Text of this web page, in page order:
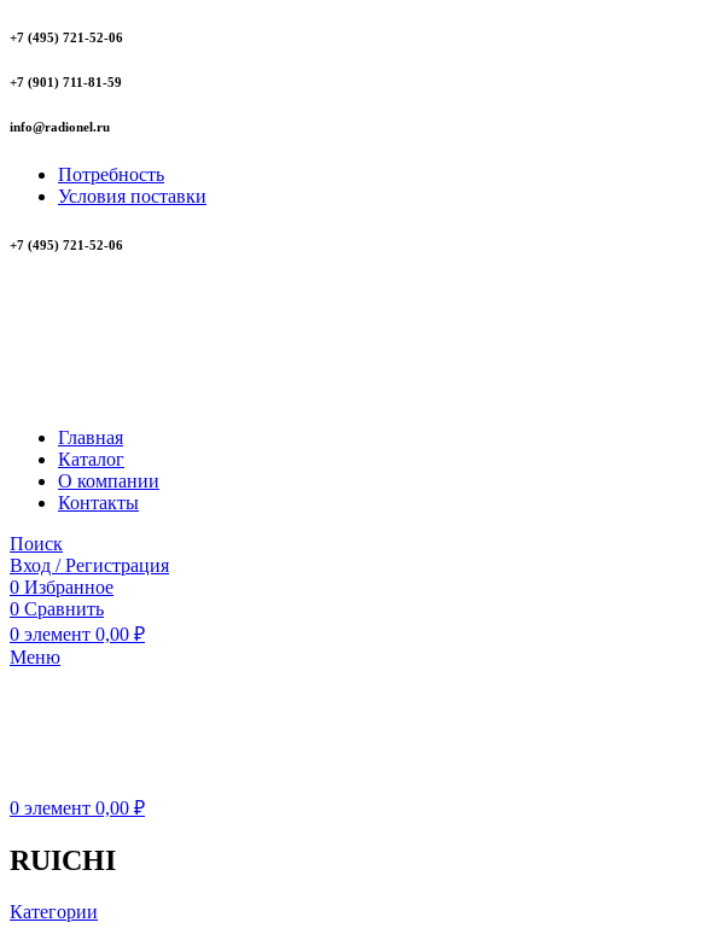
+7 (495) 721-52-06
+7 (901) 711-81-59
info@radionel.ru
Потребность
Условия поставки
+7 (495) 721-52-06
Главная
Каталог
О компании
Контакты
Поиск
Вход / Регистрация
0 Избранное
0 Сравнить
0 элемент 0,00 ₽
Меню
0 элемент 0,00 ₽
RUICHI
Категории